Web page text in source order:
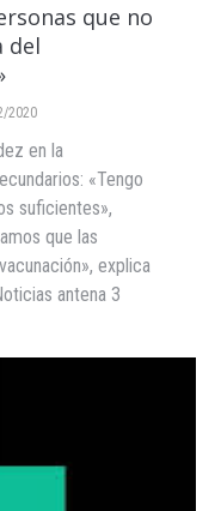
que no
del
2020
en la
«Tengo
suficientes»,
que las
explica
antena 3